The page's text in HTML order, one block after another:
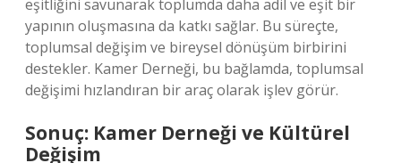
eşitliğini savunarak toplumda daha adil ve eşit bir
yapının oluşmasına da katkı sağlar. Bu süreçte,
toplumsal değişim ve bireysel dönüşüm birbirini
destekler. Kamer Derneği, bu bağlamda, toplumsal
değişimi hızlandıran bir araç olarak işlev görür.
Sonuç: Kamer Derneği ve Kültürel
Değişim